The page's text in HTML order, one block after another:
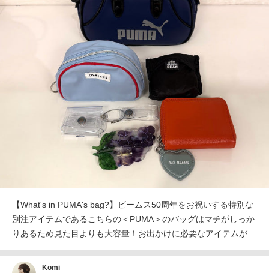
【What's in PUMA's bag?】ビームス50周年をお祝いする特別な
別注アイテムであるこちらの＜PUMA＞のバッグはマチがしっか
りあるため見た目よりも大容量！お出かけに必要なアイテムが...
Komi